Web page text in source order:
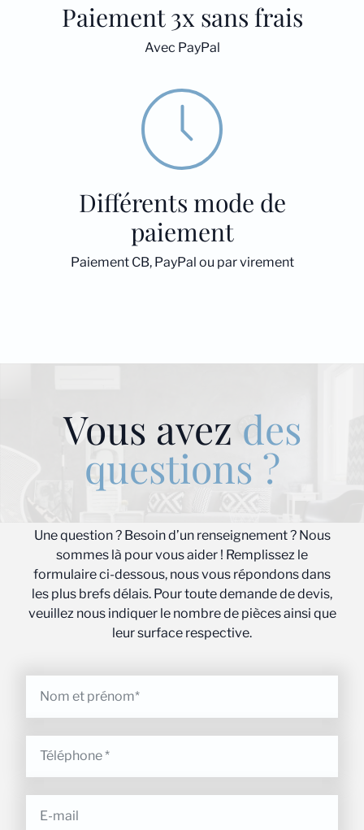
Paiement 3x sans frais
Avec PayPal
Différents mode de
paiement
Paiement CB, PayPal ou par virement
Vous avez des
questions ?
Une question ? Besoin d’un renseignement ? Nous
sommes là pour vous aider ! Remplissez le
formulaire ci-dessous, nous vous répondons dans
les plus brefs délais. Pour toute demande de devis,
veuillez nous indiquer le nombre de pièces ainsi que
leur surface respective.